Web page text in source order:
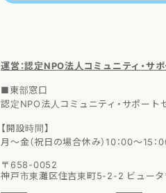
運営：認定NPO法人コミュニティ・サ
■東部窓口
認定NPO法人コミュニティ・サポート
【開設時間】
月～金（祝日の場合休み）10：00～15：
〒658-0052
神戸市東灘区住吉東町5-2-2 ビュー